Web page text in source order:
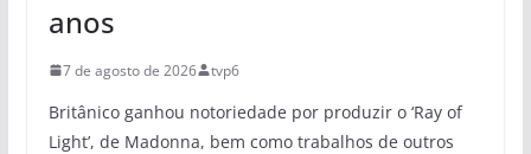
anos
7 de agosto de 2026 tvp6
Britânico ganhou notoriedade por produzir o ‘Ray of
Light’, de Madonna, bem como trabalhos de outros